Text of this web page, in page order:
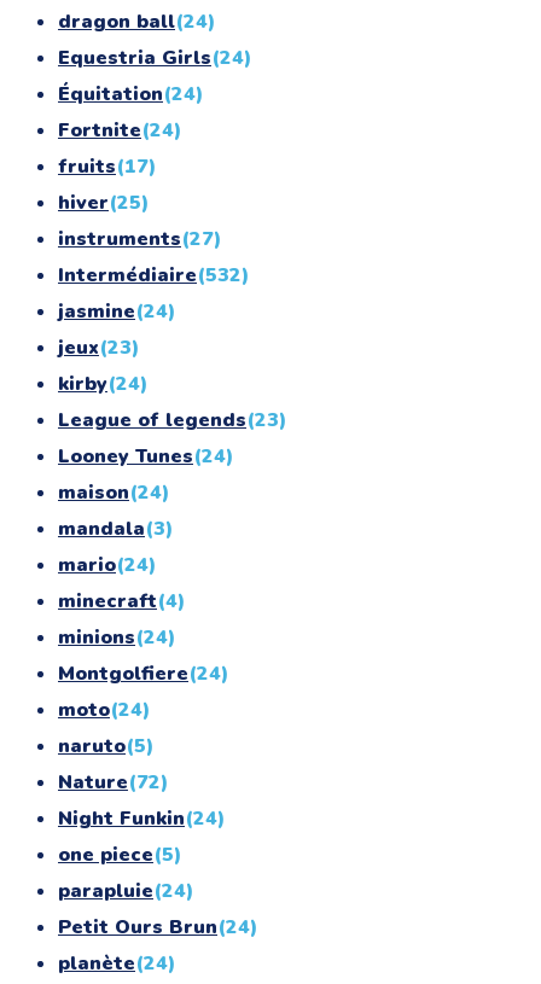
dragon ball(24)
Equestria Girls(24)
Équitation(24)
Fortnite(24)
fruits(17)
hiver(25)
instruments(27)
Intermédiaire(532)
jasmine(24)
jeux(23)
kirby(24)
League of legends(23)
Looney Tunes(24)
maison(24)
mandala(3)
mario(24)
minecraft(4)
minions(24)
Montgolfiere(24)
moto(24)
naruto(5)
Nature(72)
Night Funkin(24)
one piece(5)
parapluie(24)
Petit Ours Brun(24)
planète(24)